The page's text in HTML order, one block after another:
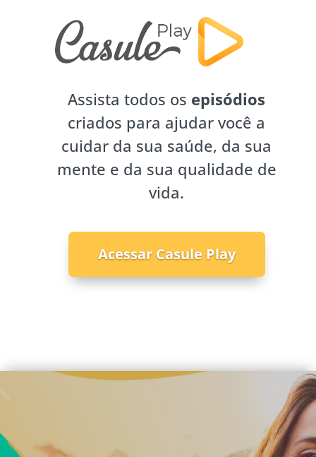
Assista todos os episódios
criados para ajudar você a
cuidar da sua saúde, da sua
mente e da sua qualidade de
vida.
Acessar Casule Play